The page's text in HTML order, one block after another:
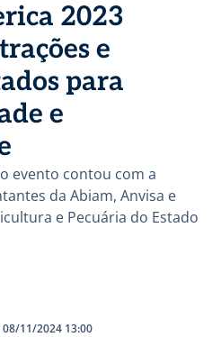
2023
e
para
e
evento contou com a
da Abiam, Anvisa e
e Pecuária do Estado
11/2024 13:00